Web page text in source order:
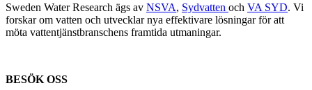
Sweden Water Research ägs av NSVA, Sydvatten och VA SYD. Vi
forskar om vatten och utvecklar nya effektivare lösningar för att
möta vattentjänstbranschens framtida utmaningar.
BESÖK OSS